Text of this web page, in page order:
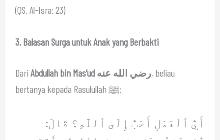
(QS. Al-Isra: 23)
3. Balasan Surga untuk Anak yang Berbakti
Dari Abdullah bin Mas’ud رضي الله عنه, beliau
bertanya kepada Rasulullah ﷺ:
أَيُّ ٱلْعَمَلِ أَحَبُّ إِلَى ٱللَّهِ؟ قَالَ: